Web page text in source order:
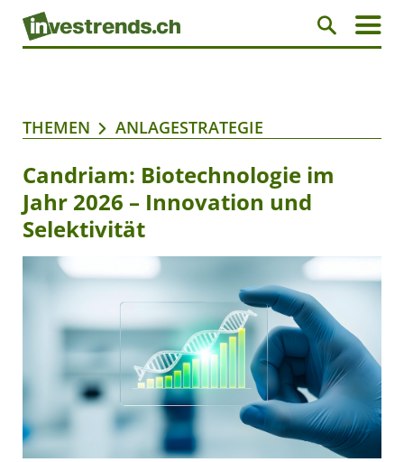
THEMEN ANLAGESTRATEGIE
Candriam: Biotechnologie im
Jahr 2026 – Innovation und
Selektivität